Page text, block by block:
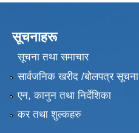
सूचनाहरू
सूचना तथा समाचार
सार्वजनिक खरीद /बोलपत्र सूचना
एन, कानुन तथा निर्देशिका
कर तथा शुल्कहरु